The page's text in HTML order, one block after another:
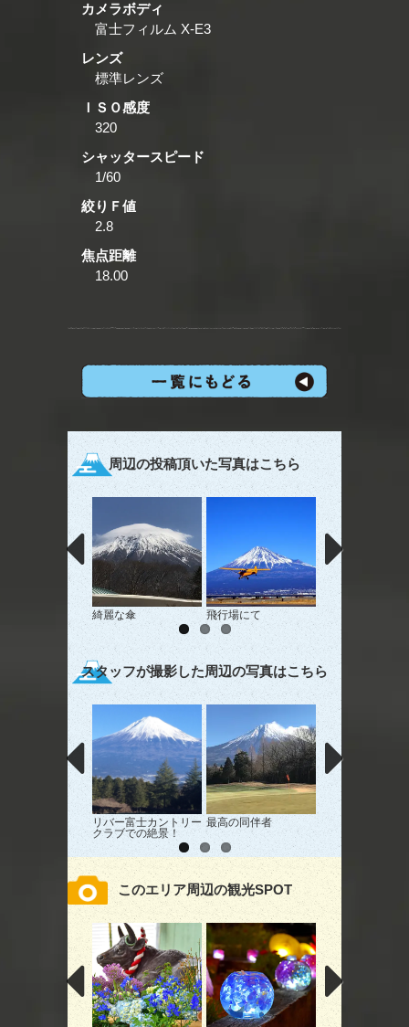
カメラボディ
富士フィルム X-E3
レンズ
標準レンズ
ＩＳＯ感度
320
シャッタースピード
1/60
絞りＦ値
2.8
焦点距離
18.00
周辺の投稿頂いた写真はこちら
綺麗な傘 飛行場にて
スタッフが撮影した周辺の写真はこちら
リバー富士カントリー
クラブでの絶景！
最高の同伴者
眺め。
このエリア周辺の観光SPOT